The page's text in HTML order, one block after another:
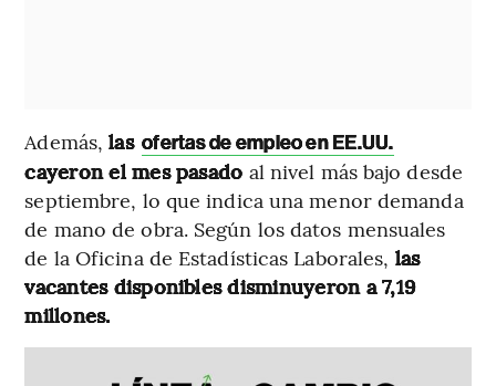
Además,las ofertas de empleo en EE.UU.
cayeron el mes pasado al nivel más bajo desde
septiembre, lo que indica una menor demanda
de mano de obra. Según los datos mensuales
de la Oficina de Estadísticas Laborales, las
vacantes disponibles disminuyeron a 7,19
millones.